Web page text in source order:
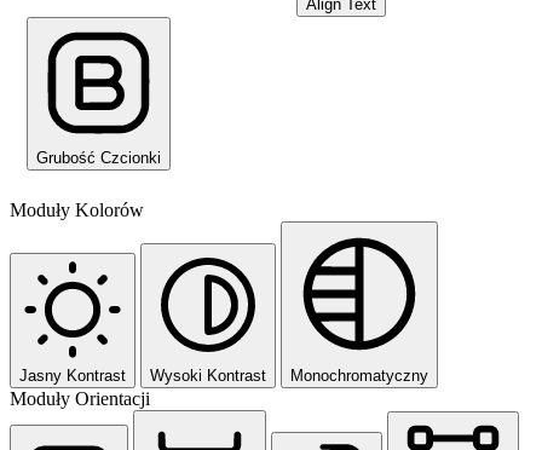
Align Text
Grubość Czcionki
Moduły Kolorów
Jasny Kontrast Wysoki Kontrast Monochromatyczny
Moduły Orientacji